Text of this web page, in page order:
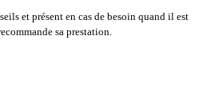
et présent en cas de besoin quand il est
sa prestation.